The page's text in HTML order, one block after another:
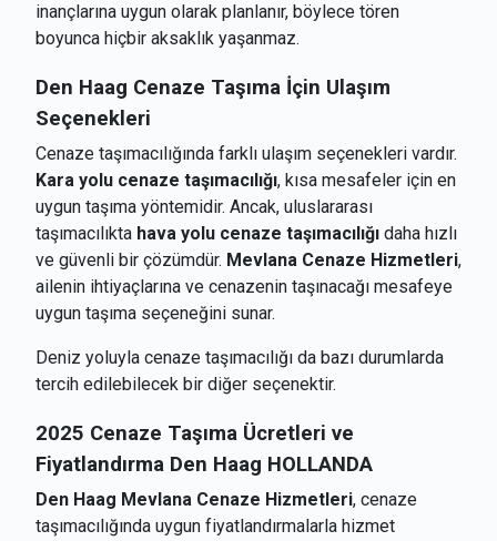
inançlarına uygun olarak planlanır, böylece tören
boyunca hiçbir aksaklık yaşanmaz.
Den Haag Cenaze Taşıma İçin Ulaşım
Seçenekleri
Cenaze taşımacılığında farklı ulaşım seçenekleri vardır.
Kara yolu cenaze taşımacılığı, kısa mesafeler için en
uygun taşıma yöntemidir. Ancak, uluslararası
taşımacılıkta hava yolu cenaze taşımacılığı daha hızlı
ve güvenli bir çözümdür. Mevlana Cenaze Hizmetleri,
ailenin ihtiyaçlarına ve cenazenin taşınacağı mesafeye
uygun taşıma seçeneğini sunar.
Deniz yoluyla cenaze taşımacılığı da bazı durumlarda
tercih edilebilecek bir diğer seçenektir.
2025 Cenaze Taşıma Ücretleri ve
Fiyatlandırma Den Haag HOLLANDA
Den Haag Mevlana Cenaze Hizmetleri, cenaze
taşımacılığında uygun fiyatlandırmalarla hizmet